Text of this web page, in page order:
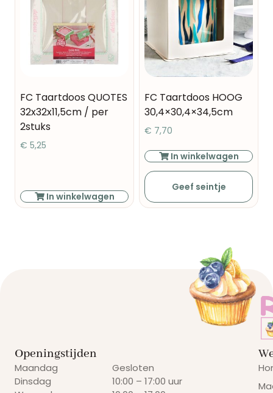
FC Taartdoos QUOTES
32x32x11,5cm / per
2stuks
€ 5,25
In winkelwagen
FC Taartdoos HOOG
30,4×30,4×34,5cm
€ 7,70
In winkelwagen
Geef seintje
Openingstijden
Maandag
Dinsdag
Gesloten
10:00 – 17:00 uur